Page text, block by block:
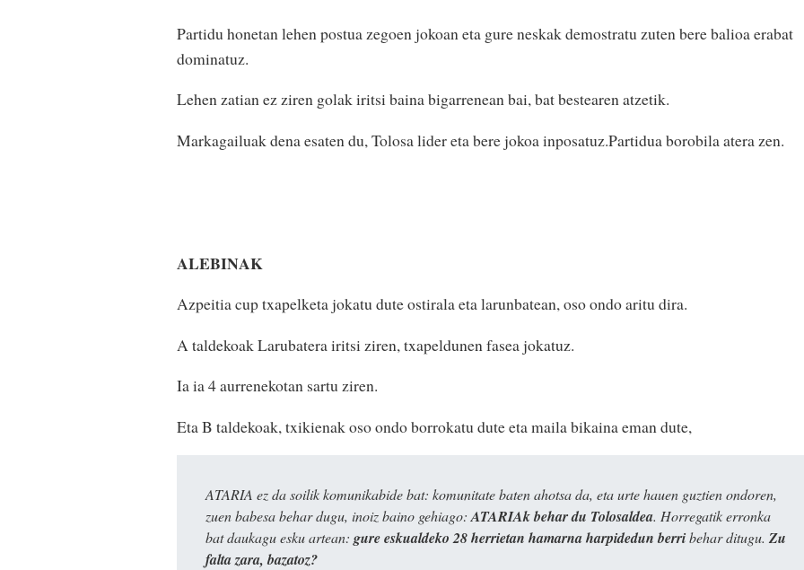
Partidu honetan lehen postua zegoen jokoan eta gure neskak demostratu zuten bere balioa erabat
dominatuz.
Lehen zatian ez ziren golak iritsi baina bigarrenean bai, bat bestearen atzetik.
Markagailuak dena esaten du, Tolosa lider eta bere jokoa inposatuz.Partidua borobila atera zen.
ALEBINAK
Azpeitia cup txapelketa jokatu dute ostirala eta larunbatean, oso ondo aritu dira.
A taldekoak Larubatera iritsi ziren, txapeldunen fasea jokatuz.
Ia ia 4 aurrenekotan sartu ziren.
Eta B taldekoak, txikienak oso ondo borrokatu dute eta maila bikaina eman dute,
ATARIA ez da soilik komunikabide bat: komunitate baten ahotsa da, eta urte hauen guztien ondoren,
zuen babesa behar dugu, inoiz baino gehiago: ATARIAk behar du Tolosaldea. Horregatik erronka
bat daukagu esku artean: gure eskualdeko 28 herrietan hamarna harpidedun berribehar ditugu. Zu
falta zara, bazatoz?